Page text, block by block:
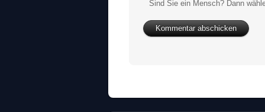
Sind Sie ein Mensch? Dann